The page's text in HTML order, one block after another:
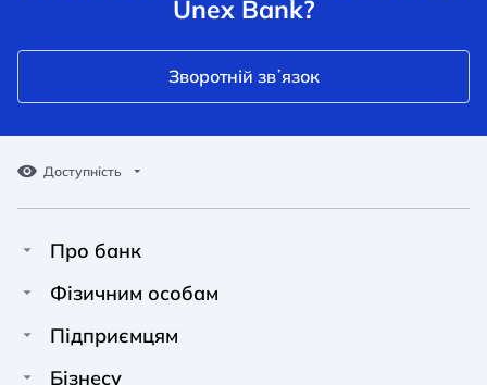
Unex Bank?
Зворотній звʼязок
Доступність
A A
Звичайний
A A
Середній
A A
Про банк
Про Unex Bank
Фізичним особам
Кредити
Підприємцям
Фінансування
Бізнесу